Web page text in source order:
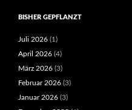
BISHER GEPFLANZT
Juli 2026 (1)
April 2026 (4)
März 2026 (3)
Februar 2026 (3)
Januar 2026 (3)